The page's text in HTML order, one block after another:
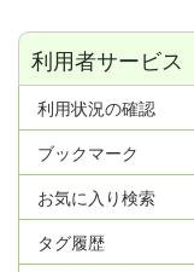
利用者サービス
利用状況の確認
ブックマーク
お気に入り検索
タグ履歴